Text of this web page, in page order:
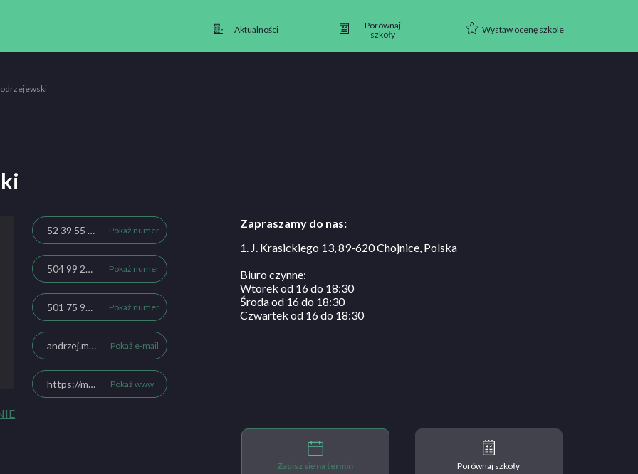
Aktualności
Porównaj
szkoły
Wystaw ocenę szkole
52 39 55 730 Pokaż numer
504 99 29 70 Pokaż numer
501 75 95 42 Pokaż numer
andrzej.modrzejewski1@wp.pl Pokaż e-mail
https://modrzejewski.jimdofree.com Pokaż www
Zapraszamy do nas:
1. J. Krasickiego 13, 89-620 Chojnice, Polska
Biuro czynne:
Wtorek od 16 do 18:30
Środa od 16 do 18:30
Czwartek od 16 do 18:30
Zapisz się na termin Porównaj szkoły